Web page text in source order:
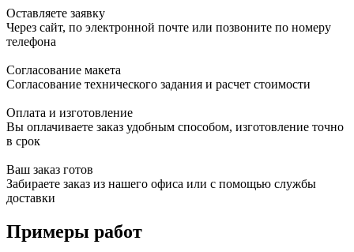
Оставляете заявку
Через сайт, по электронной почте или позвоните по номеру
телефона
Согласование макета
Согласование технического задания и расчет стоимости
Оплата и изготовление
Вы оплачиваете заказ удобным способом, изготовление точно
в срок
Ваш заказ готов
Забираете заказ из нашего офиса или с помощью службы
доставки
Примеры работ